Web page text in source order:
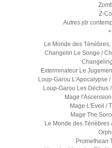
Z-
Autres jdr
+
Le Monde des
Changelin Le Songe /
Exterminateur Le
Loup-Garou L'Apocalypse
Loup-Garou Les Déchus
Mage
Mage L'Eveil /
Mage The
Le Monde des Ténèbres
Promethean